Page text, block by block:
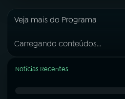
Veja mais do Programa
Carregando conteúdos...
Notícias Recentes